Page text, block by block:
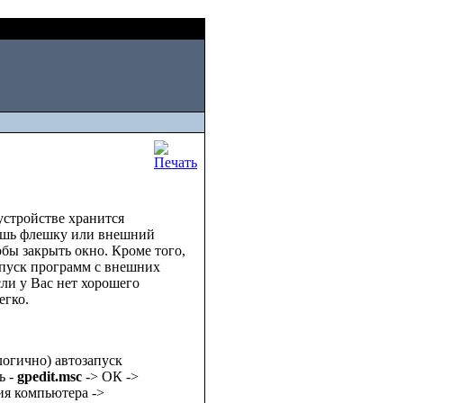
хранится
флешку или внешний
закрыть окно. Кроме того,
программ с внешних
у Вас нет хорошего
автозапуск
- gpedit.msc -> ОК ->
компьютера ->